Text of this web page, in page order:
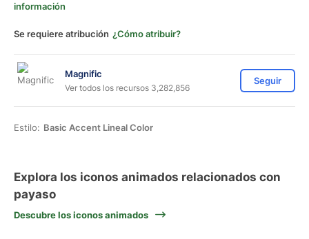
información
Se requiere atribución ¿Cómo atribuir?
Magnific
Ver todos los recursos 3,282,856
Seguir
Estilo: Basic Accent Lineal Color
Explora los iconos animados relacionados con
payaso
Descubre los iconos animados